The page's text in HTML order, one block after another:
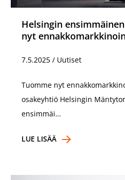
Helsingin
nyt
7.5.2025 / Uutiset
Tuomme nyt
osakeyhtiö Helsingin
ensimmäi…
LUE LISÄÄ